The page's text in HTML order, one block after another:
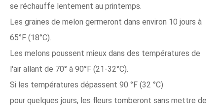
se réchauffe lentement au printemps.
Les graines de melon germeront dans environ 10 jours à
65°F (18°C).
Les melons poussent mieux dans des températures de
l'air allant de 70° à 90°F (21-32°C).
Si les températures dépassent 90 °F (32 °C)
pour quelques jours, les fleurs tomberont sans mettre de